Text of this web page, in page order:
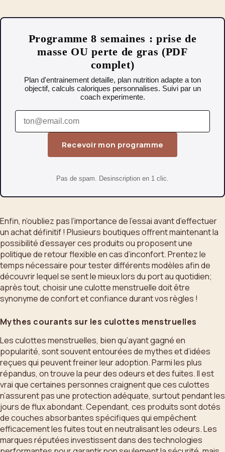
Programme 8 semaines : prise de
masse OU perte de gras (PDF
complet)
Plan d'entrainement detaille, plan nutrition adapte a ton
objectif, calculs caloriques personnalises. Suivi par un
coach experimente.
Recevoir mon programme
Pas de spam. Desinscription en 1 clic.
Enfin, n’oubliez pas l’importance de l’essai avant d’effectuer
un achat définitif ! Plusieurs boutiques offrent maintenant la
possibilité d’essayer ces produits ou proposent une
politique de retour flexible en cas d’inconfort. Prentez le
temps nécessaire pour tester différents modèles afin de
découvrir lequel se sent le mieux lors du port au quotidien;
après tout, choisir une culotte menstruelle doit être
synonyme de confort et confiance durant vos règles !
Mythes courants sur les culottes menstruelles
Les culottes menstruelles, bien qu’ayant gagné en
popularité, sont souvent entourées de mythes et d’idées
reçues qui peuvent freiner leur adoption. Parmi les plus
répandus, on trouve la peur des odeurs et des fuites. Il est
vrai que certaines personnes craignent que ces culottes
n’assurent pas une protection adéquate, surtout pendant les
jours de flux abondant. Cependant, ces produits sont dotés
de couches absorbantes spécifiques qui empêchent
efficacement les fuites tout en neutralisant les odeurs. Les
marques réputées investissent dans des technologies